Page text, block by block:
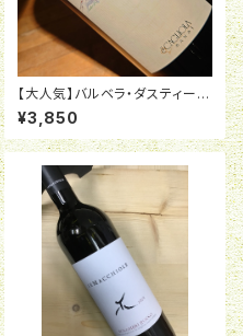
【大人気】バルベラ・ダスティー
「フレム」 2022 スカリオーラ
＜10784＞
¥3,850